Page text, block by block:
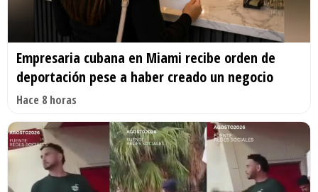
Empresaria cubana en Miami recibe orden de
deportación pese a haber creado un negocio
Hace 8 horas